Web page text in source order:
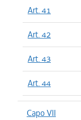
Art. 41
Art. 42
Art. 43
Art. 44
Capo VII